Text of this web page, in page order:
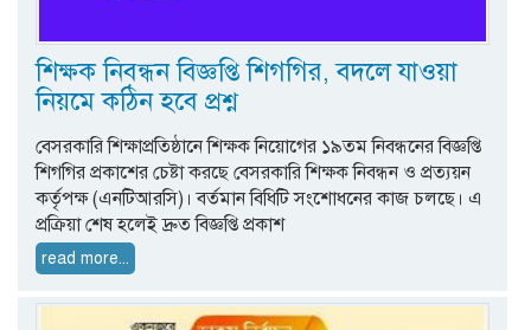
শিক্ষক নিবন্ধন বিজ্ঞপ্তি শিগগির, বদলে যাওয়া
নিয়মে কঠিন হবে প্রশ্ন
বেসরকারি শিক্ষাপ্রতিষ্ঠানে শিক্ষক নিয়োগের ১৯তম নিবন্ধনের বিজ্ঞপ্তি
শিগগির প্রকাশের চেষ্টা করছে বেসরকারি শিক্ষক নিবন্ধন ও প্রত্যয়ন
কর্তৃপক্ষ (এনটিআরসি)। বর্তমান বিধিটি সংশোধনের কাজ চলছে। এ
প্রক্রিয়া শেষ হলেই দ্রুত বিজ্ঞপ্তি প্রকাশ
read more...